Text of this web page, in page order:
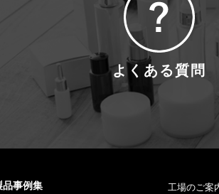
よくある質問
品事例集 工場のご案